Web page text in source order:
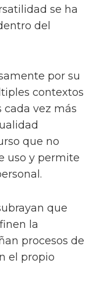
se ha
del
por su
contextos
cada vez más
que no
uso y permite
que
la
procesos de
el propio